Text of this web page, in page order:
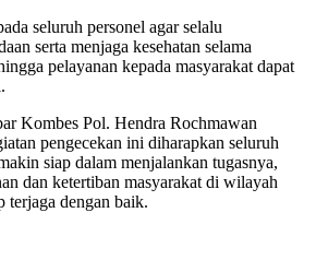
seluruh personel agar selalu
serta menjaga kesehatan selama
pelayanan kepada masyarakat dapat
Kombes Pol. Hendra Rochmawan
pengecekan ini diharapkan seluruh
siap dalam menjalankan tugasnya,
dan ketertiban masyarakat di wilayah
terjaga dengan baik.